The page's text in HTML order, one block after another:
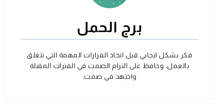
برج الحمل
فكر بشكل ايجابي قبل اتخاذ القرارات المهمة التي تتعلق
بالعمل، وحافظ على التزام الصمت في الفترات المقبلة
واجتهد في صمت.